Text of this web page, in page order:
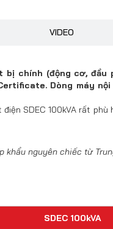
VIDEO
bị chính (động cơ,
Dòng máy
SDEC 100kVA rất
khẩu nguyên chiếc từ
SDEC 100kVA